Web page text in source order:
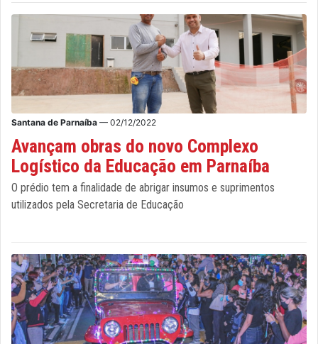
Santana de Parnaíba — 02/12/2022
Avançam obras do novo Complexo
Logístico da Educação em Parnaíba
O prédio tem a finalidade de abrigar insumos e suprimentos
utilizados pela Secretaria de Educação